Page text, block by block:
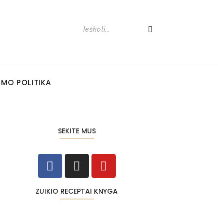
POLITIKA
SEKITE MUS
ZUIKIO RECEPTAI KNYGA